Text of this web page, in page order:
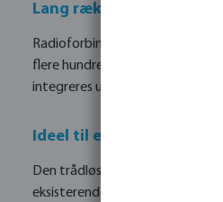
Lang rækkevidde
Radioforbindelsen understøtter
flere hundrede meter. Selv
integreres uden problemer.
Ideel til eftermontering
Den trådløse ventilforbindelse
eksisterende installationer. Nye